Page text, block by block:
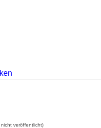
nicht veröffentlicht)